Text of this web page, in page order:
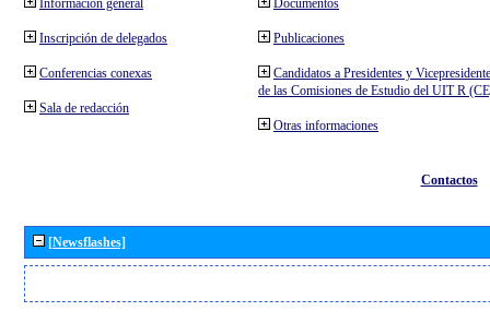
Inscripción de delegados
Conferencias conexas
Sala de redacción
Publicaciones
Candidatos a Presidentes y
de las Comisiones de Estudio del UIT R
Otras informaciones
Contactos
[Newsflashes]